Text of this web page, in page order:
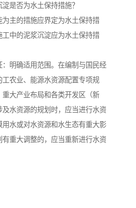
是否为水土保持措施？
主的措施应界定为水土保持措
中的泥浆沉淀应为水土保持措
明确适用范围。在编制与国民经
农业、能源水资源配置专项规
大产业布局和各类开发区（新
及水资源的规划时，应当进行水资
水或对水资源和水生态有重大影
有重大调整的，应当重新进行水资